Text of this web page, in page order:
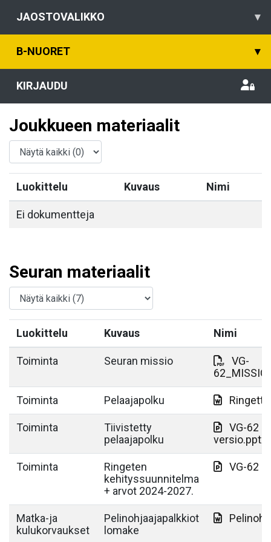
JAOSTOVALIKKO ▾
B-NUORET ▾
KIRJAUDU
Joukkueen materiaalit
Luokittelu Kuvaus Nimi
Ei dokumentteja
Seuran materiaalit
Luokittelu Kuvaus Nimi
Toiminta Seuran missio
VG-
Toiminta Pelaajapolku
Toiminta
Tiivistetty
pelaajapolku
VG-62
versio.pptx
Toiminta
Ringeten
kehityssuunnitelma
+ arvot 2024-2027.
VG-62
Matka-ja
kulukorvaukset
Pelinohjaajapalkkiot
lomake